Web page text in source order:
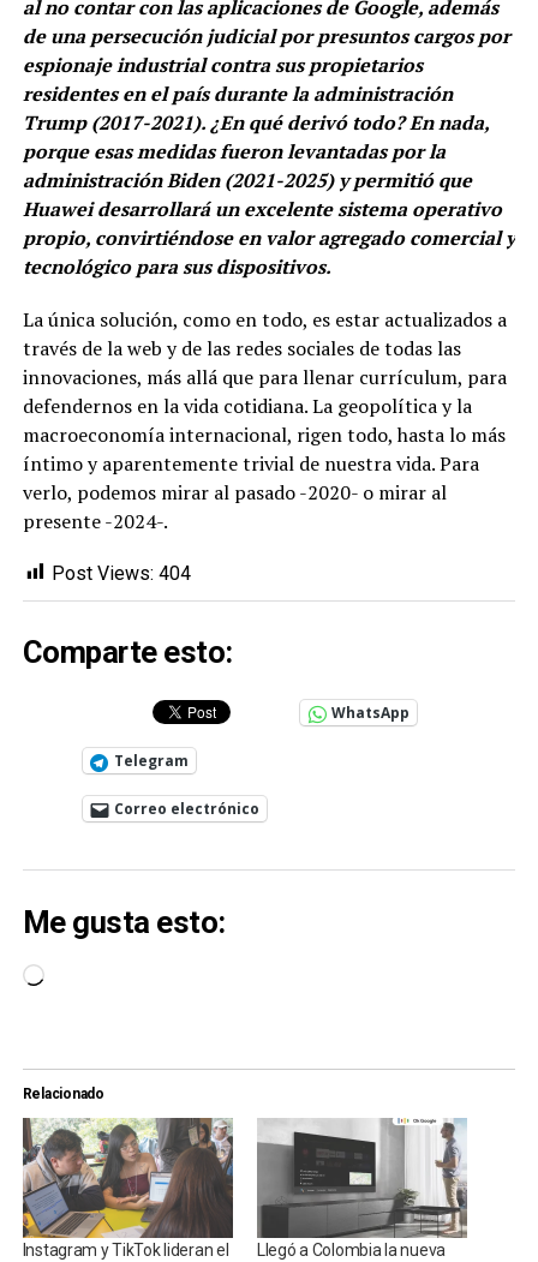
al no contar con las aplicaciones de Google, además
de una persecución judicial por presuntos cargos por
espionaje industrial contra sus propietarios
residentes en el país durante la administración
Trump (2017-2021). ¿En qué derivó todo? En nada,
porque esas medidas fueron levantadas por la
administración Biden (2021-2025) y permitió que
Huawei desarrollará un excelente sistema operativo
propio, convirtiéndose en valor agregado comercial y
tecnológico para sus dispositivos.
La única solución, como en todo, es estar actualizados a
través de la web y de las redes sociales de todas las
innovaciones, más allá que para llenar currículum, para
defendernos en la vida cotidiana. La geopolítica y la
macroeconomía internacional, rigen todo, hasta lo más
íntimo y aparentemente trivial de nuestra vida. Para
verlo, podemos mirar al pasado -2020- o mirar al
presente -2024-.
Post Views: 404
Comparte esto:
WhatsApp
Telegram
Correo electrónico
Me gusta esto:
Cargando...
Relacionado
Instagram y TikTok lideran el
Llegó a Colombia la nueva